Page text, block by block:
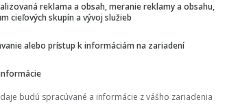
Nabudúce chcem byť prihlásená/ý automaticky
reklama a obsah, meranie reklamy a obsahu,
cieľových skupín a vývoj služieb
alebo prístup k informáciám na zariadení
budú spracúvané a informácie z vášho zariadenia